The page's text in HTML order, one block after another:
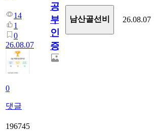
14
1
0
26.08.07
0
댓글
공
부
인
증
남산골선비 26.08.07
196745